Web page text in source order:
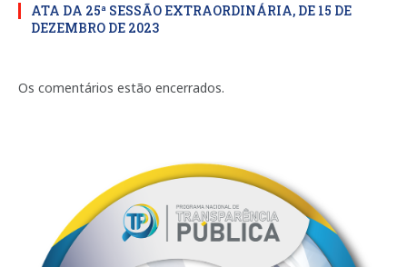
ATA DA 25ª SESSÃO EXTRAORDINÁRIA, DE 15 DE
DEZEMBRO DE 2023
Os comentários estão encerrados.